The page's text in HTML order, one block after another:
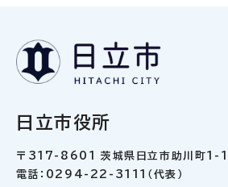
日立市役所
〒317-8601 茨城県日立市助川町1-
電話：0294-22-3111（代表）